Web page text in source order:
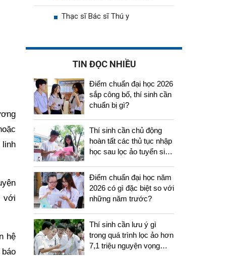
với
hệ
Thạc sĩ Bác sĩ Thú y
TIN ĐỌC NHIỀU
Điểm chuẩn đại học 2026
sắp công bố, thí sinh cần
chuẩn bị gì?
Thí sinh cần chủ động
hoàn tất các thủ tục nhập
học sau lọc ảo tuyển sinh
Điểm chuẩn đại học năm
2026 có gì đặc biệt so với
những năm trước?
Thí sinh cần lưu ý gì
trong quá trình lọc ảo hơn
7,1 triệu nguyện vọng